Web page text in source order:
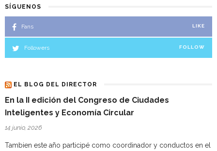
SÍGUENOS
Fans LIKE
Followers FOLLOW
EL BLOG DEL DIRECTOR
En la II edición del Congreso de Ciudades
Inteligentes y Economía Circular
14 junio, 2026
Tambien este año participé como coordinador y conductos en el